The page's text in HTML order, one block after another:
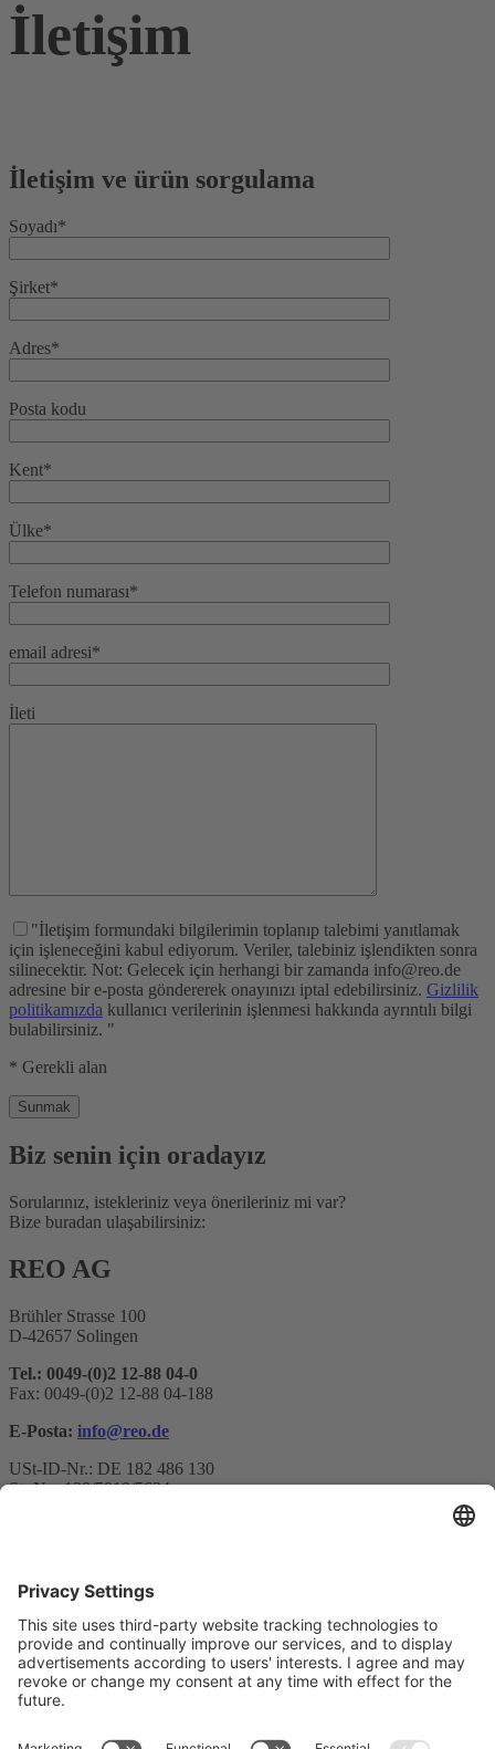
İletişim
İletişim ve ürün sorgulama
Soyadı*
Şirket*
Adres*
Posta kodu
Kent*
Ülke*
Telefon numarası*
email adresi*
İleti
"İletişim formundaki bilgilerimin toplanıp talebimi yanıtlamak
için işleneceğini kabul ediyorum. Veriler, talebiniz işlendikten sonra
silinecektir. Not: Gelecek için herhangi bir zamanda info@reo.de
adresine bir e-posta göndererek onayınızı iptal edebilirsiniz. Gizlilik
politikamızda kullanıcı verilerinin işlenmesi hakkında ayrıntılı bilgi
bulabilirsiniz. "
* Gerekli alan
Biz senin için oradayız
Sorularınız, istekleriniz veya önerileriniz mi var?
Bize buradan ulaşabilirsiniz:
REO AG
Brühler Strasse 100
D-42657 Solingen
Tel.: 0049-(0)2 12-88 04-0
Fax: 0049-(0)2 12-88 04-188
E-Posta: info@reo.de
USt-ID-Nr.: DE 182 486 130
St.-Nr.: 128/5819/5634
E-posta adresi*
Evet, REO AG haber bültenini almak istediğimi ve verilerimin
işlenmesi hakkında bilgilendirildiğimi onaylıyorum.
Pazarlama platformumuz olarak Sendinblue kullanıyoruz. Formu